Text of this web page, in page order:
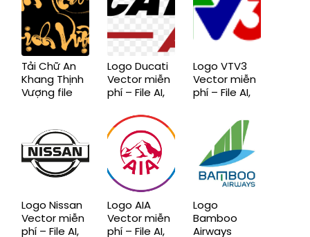
Tải Chữ An
Khang Thịnh
Vượng file
CDR, PNG
chuẩn mới,
miễn phí
Logo Ducati
Vector miễn
phí – File AI,
SVG, PNG
chuẩn mới
Logo VTV3
Vector miễn
phí – File AI,
SVG, PNG
chuẩn mới
Logo Nissan
Vector miễn
phí – File AI,
Logo AIA
Vector miễn
phí – File AI,
Logo
Bamboo
Airways